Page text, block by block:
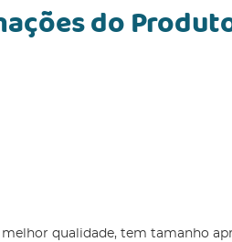
do
qualidade, tem tamanho